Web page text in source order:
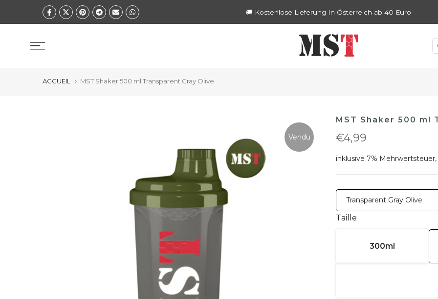
🚚 Kostenlose Lieferung In Österreich ab 40 Euro
ACCUEIL MST Shaker 500 ml Transparent Gray Olive
Vendu
MST Shaker 500 ml
€4,99
inklusive 7%
Taille
300ml